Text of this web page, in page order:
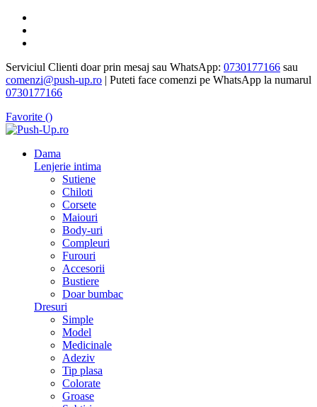
Serviciul Clienti doar prin mesaj sau WhatsApp: 0730177166 sau
comenzi@push-up.ro | Puteti face comenzi pe WhatsApp la numarul
0730177166
Favorite ()
Dama
Lenjerie intima
Sutiene
Chiloti
Corsete
Maiouri
Body-uri
Compleuri
Furouri
Accesorii
Bustiere
Doar bumbac
Dresuri
Simple
Model
Medicinale
Adeziv
Tip plasa
Colorate
Groase